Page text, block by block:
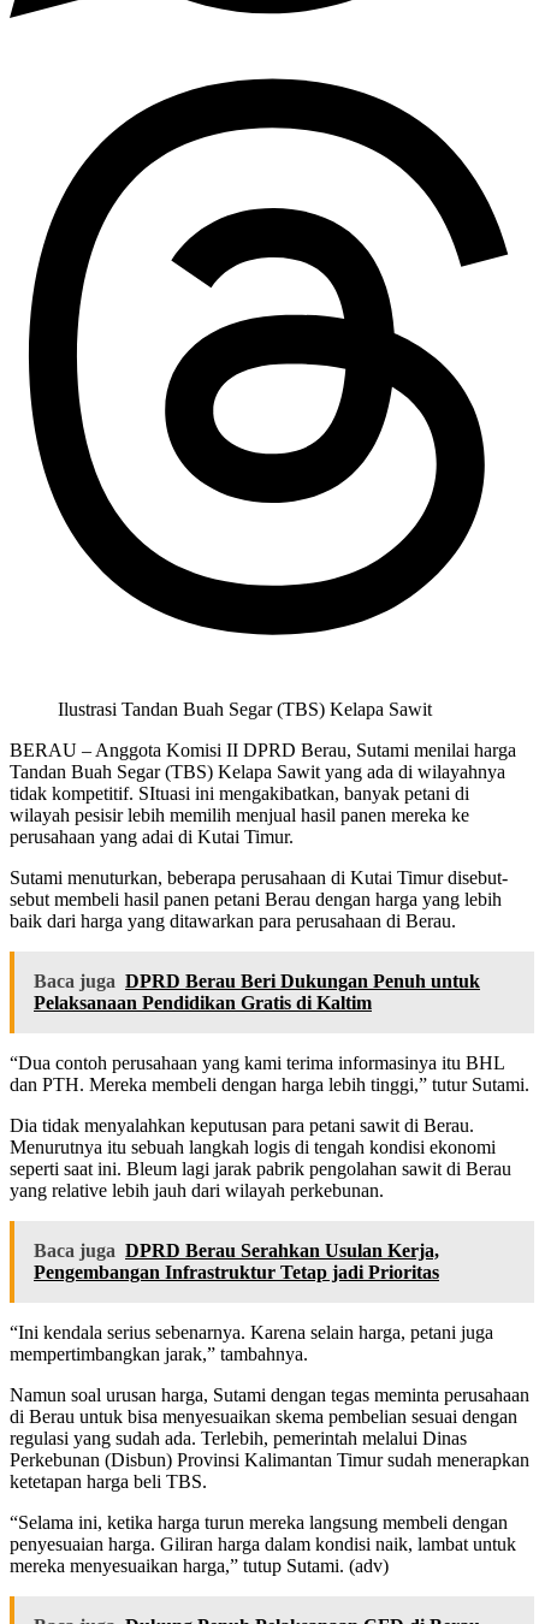
Ilustrasi Tandan Buah Segar (TBS) Kelapa Sawit
BERAU – Anggota Komisi II DPRD Berau, Sutami menilai harga
Tandan Buah Segar (TBS) Kelapa Sawit yang ada di wilayahnya
tidak kompetitif. SItuasi ini mengakibatkan, banyak petani di
wilayah pesisir lebih memilih menjual hasil panen mereka ke
perusahaan yang adai di Kutai Timur.
Sutami menuturkan, beberapa perusahaan di Kutai Timur disebut-
sebut membeli hasil panen petani Berau dengan harga yang lebih
baik dari harga yang ditawarkan para perusahaan di Berau.
Baca juga DPRD Berau Beri Dukungan Penuh untuk
Pelaksanaan Pendidikan Gratis di Kaltim
“Dua contoh perusahaan yang kami terima informasinya itu BHL
dan PTH. Mereka membeli dengan harga lebih tinggi,” tutur Sutami.
Dia tidak menyalahkan keputusan para petani sawit di Berau.
Menurutnya itu sebuah langkah logis di tengah kondisi ekonomi
seperti saat ini. Bleum lagi jarak pabrik pengolahan sawit di Berau
yang relative lebih jauh dari wilayah perkebunan.
Baca juga DPRD Berau Serahkan Usulan Kerja,
Pengembangan Infrastruktur Tetap jadi Prioritas
“Ini kendala serius sebenarnya. Karena selain harga, petani juga
mempertimbangkan jarak,” tambahnya.
Namun soal urusan harga, Sutami dengan tegas meminta perusahaan
di Berau untuk bisa menyesuaikan skema pembelian sesuai dengan
regulasi yang sudah ada. Terlebih, pemerintah melalui Dinas
Perkebunan (Disbun) Provinsi Kalimantan Timur sudah menerapkan
ketetapan harga beli TBS.
“Selama ini, ketika harga turun mereka langsung membeli dengan
penyesuaian harga. Giliran harga dalam kondisi naik, lambat untuk
mereka menyesuaikan harga,” tutup Sutami. (adv)